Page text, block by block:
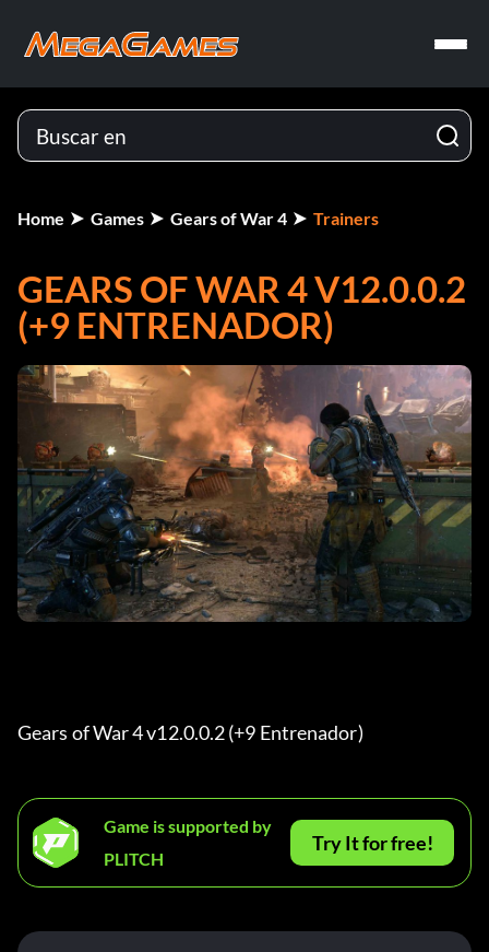
Home Games Gears of War 4 Trainers
GEARS OF WAR 4 V12.0.0.2
(+9 ENTRENADOR)
Gears of War 4 v12.0.0.2 (+9 Entrenador)
Game is supported by
PLITCH
Try It for free!